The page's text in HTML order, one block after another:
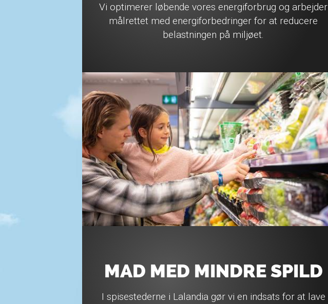
Vi optimerer løbende vores energiforbrug og arbejder
målrettet med energiforbedringer for at reducere
belastningen på miljøet.
MAD MED MINDRE SPILD
I spisestederne i Lalandia gør vi en indsats for at lave